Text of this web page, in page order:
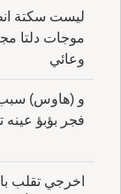
ليست سكتة
موجات دلتا
وعائي
و (هاوس)
فجر بؤبؤ عينه
اخرجي تقلب